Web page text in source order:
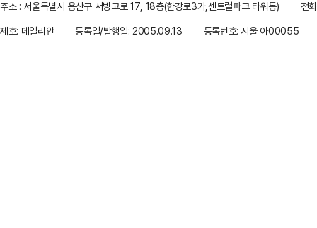
주소 : 서울특별시 용산구 서빙고로 17, 18층(한강로3가,센트럴파크 타워동)
전
제호: 데일리안
등록일/발행일: 2005.09.13 등록번호: 서울 아00055